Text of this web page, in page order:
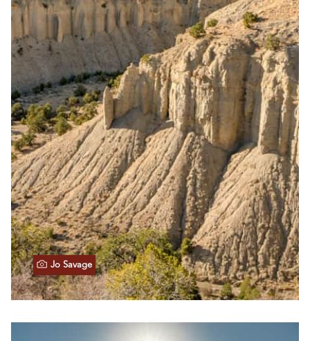
Jo Savage